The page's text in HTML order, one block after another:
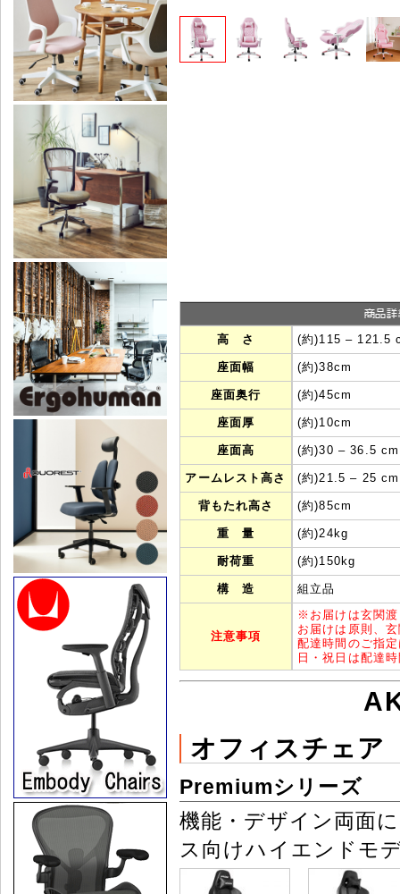
高 さ (約)115 ‒ 121.5
座面幅 (約)38cm
座面奥行 (約)45cm
座面厚 (約)10cm
座面高 (約)30 ‒ 36.5 cm
アームレスト高さ (約)21.5 ‒ 25 cm
背もたれ高さ (約)85cm
重 量 (約)24kg
耐荷重 (約)150kg
構 造 組立品
注意事項
※ お届けは玄関
お届けは原則、
配達時間のご指
日・祝日は配達
オフィスチェア
Premiumシリーズ
機能・デザイン両面
ス向けハイエンドモ